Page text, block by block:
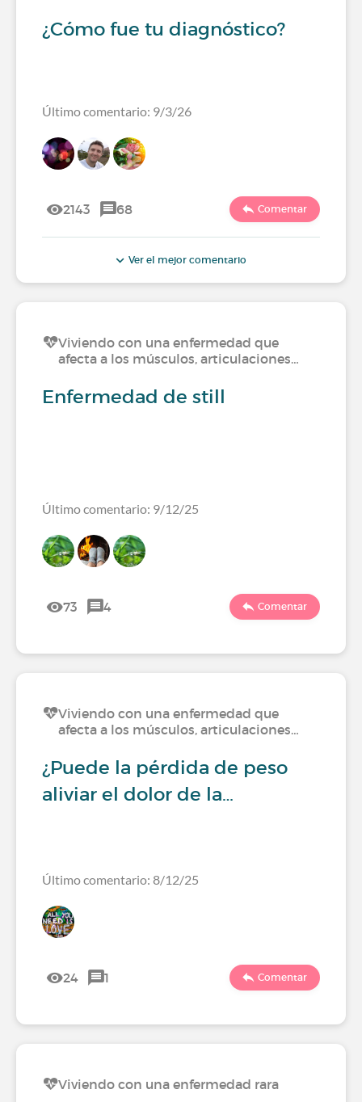
¿Cómo fue tu diagnóstico?
Último comentario: 9/3/26
2143 68 Comentar
Ver el mejor comentario
Viviendo con una enfermedad que
afecta a los músculos, articulaciones…
Enfermedad de still
Último comentario: 9/12/25
73 4 Comentar
Viviendo con una enfermedad que
afecta a los músculos, articulaciones…
¿Puede la pérdida de peso
aliviar el dolor de la…
Último comentario: 8/12/25
24 1 Comentar
Viviendo con una enfermedad rara